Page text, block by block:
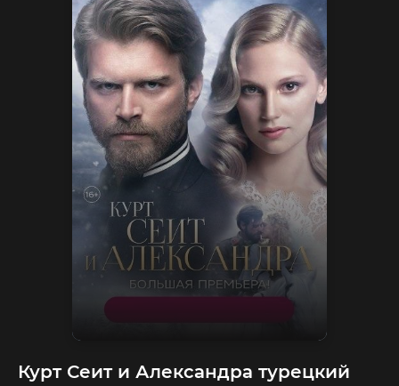
Курт Сеит и Александра турецкий